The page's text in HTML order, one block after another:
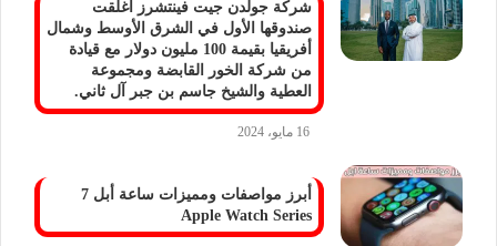
شركة جولدن جيت فينتشرز أغلقت
صندوقها الأول في الشرق الأوسط وشمال
أفريقيا بقيمة 100 مليون دولار مع قيادة
من شركة الخور القابضة ومجموعة
العطية والشيخ جاسم بن جبر آل ثاني.
16 مايو، 2024
أبرز مواصفات ومميزات ساعة أبل 7
Apple Watch Series